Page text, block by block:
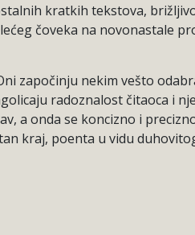
kratkih tekstova,
čoveka na novonastale
započinju nekim vešto
radoznalost čitaoca i
a onda se koncizno i
kraj, poenta u vidu